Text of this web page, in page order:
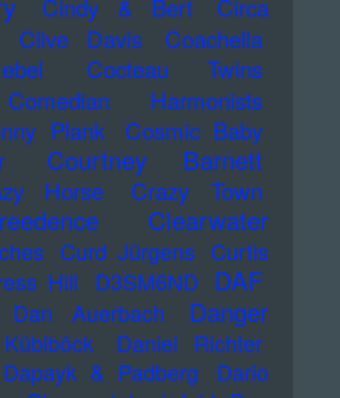
Cindy & Bert
Circa
Clive Davis
Coachella
Cocteau Twins
Comedian Harmonists
Plank
Cosmic Baby
Courtney Barnett
Horse Crazy Town
Clearwater
Curd Jürgens Curtis
Hill D3SM6ND DAF
Dan Auerbach
Danger
Daniel Richter
Dapayk & Padberg
Dario